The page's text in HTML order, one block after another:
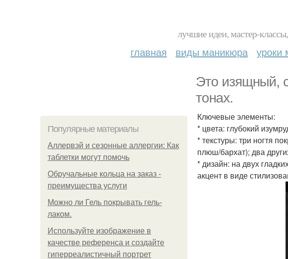
лучшие идеи, мастер-
главная виды маникюра уроки
Это изящный,
тонах.
Популярные материалы
Аллервэй и сезонные аллергии: Как
таблетки могут помочь
Обручальные кольца на заказ -
преимущества услуги
Можно ли Гель покрывать гель-
лаком.
Используйте изображение в
качестве референса и создайте
гиперреалистичный портрет
Ключевые элементы:
* цвета: глубокий
* текстуры: три ногтя
плюш/бархат); два
* дизайн: на двух
акцент в виде